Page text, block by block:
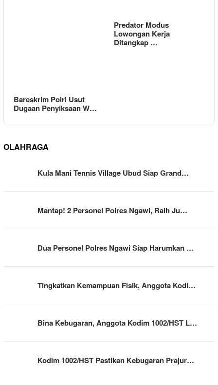
Bareskrim Polri Usut
Dugaan Penyiksaan W…
Predator Modus
Lowongan Kerja
Ditangkap …
OLAHRAGA
Kula Mani Tennis Village Ubud Siap Grand…
Mantap! 2 Personel Polres Ngawi, Raih Ju…
Dua Personel Polres Ngawi Siap Harumkan …
Tingkatkan Kemampuan Fisik, Anggota Kodi…
Bina Kebugaran, Anggota Kodim 1002/HST L…
Kodim 1002/HST Pastikan Kebugaran Prajur…